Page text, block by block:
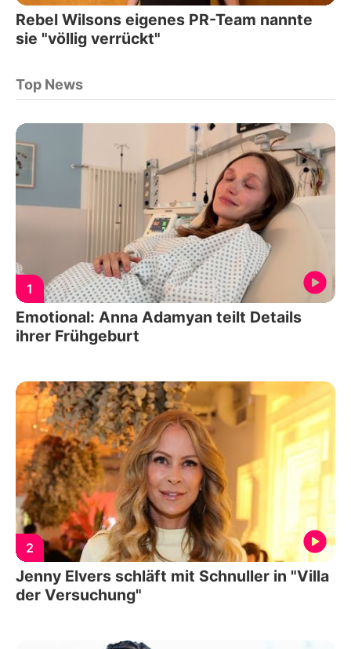
Rebel Wilsons eigenes PR-Team nannte
sie "völlig verrückt"
Top News
1
Emotional: Anna Adamyan teilt Details
ihrer Frühgeburt
2
Jenny Elvers schläft mit Schnuller in "Villa
der Versuchung"